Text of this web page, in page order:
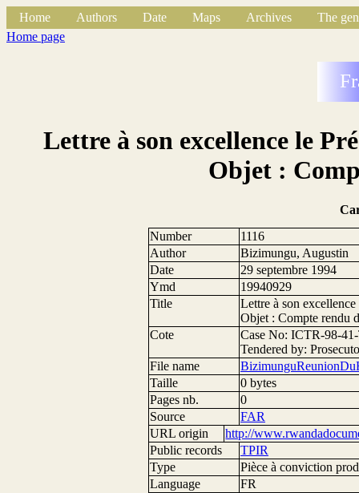
Home Authors Date Maps Archives
The
Home page
Lettre à son excellence le
Objet :
Number
1116
Author
Bizimungu, Augustin
Date
29 septembre 1994
Ymd
19940929
Title
Lettre à son
Objet : Compte rendu
Cote
Case No: ICTR-98-
Tendered by:
File name
Taille
0 bytes
Pages nb.
0
Source
FAR
URL origin
http://
Public records
TPIR
Type
Pièce à conviction
Language
FR